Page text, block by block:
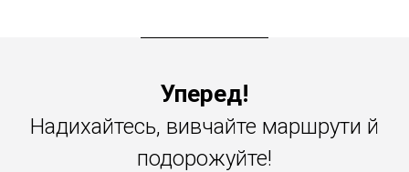
Уперед!
Надихайтесь, вивчайте маршрути й
подорожуйте!